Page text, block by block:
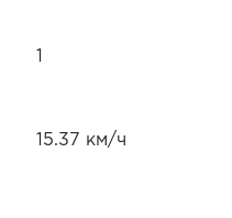
15.37 км/ч